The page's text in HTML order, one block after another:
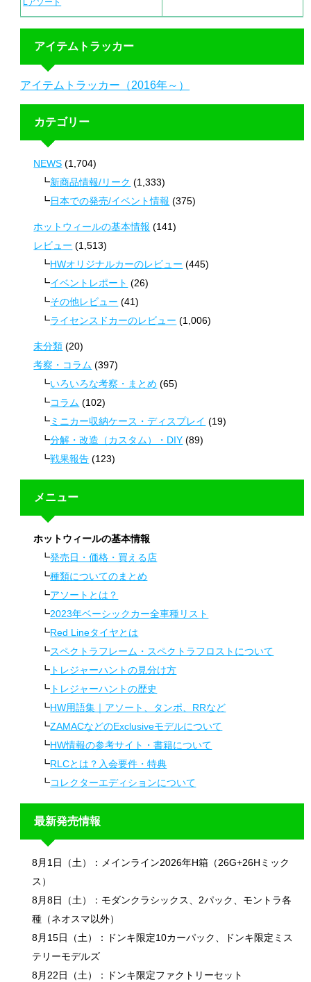
アイテムトラッカー
アイテムトラッカー（2016年～）
カテゴリー
NEWS (1,704)
新商品情報/リーク (1,333)
日本での発売/イベント情報 (375)
ホットウィールの基本情報 (141)
レビュー (1,513)
HWオリジナルカーのレビュー (445)
イベントレポート (26)
その他レビュー (41)
ライセンスドカーのレビュー (1,006)
未分類 (20)
考察・コラム (397)
いろいろな考察・まとめ (65)
コラム (102)
ミニカー収納ケース・ディスプレイ (19)
分解・改造（カスタム）・DIY (89)
戦果報告 (123)
メニュー
ホットウィールの基本情報
発売日・価格・買える店
種類についてのまとめ
アソートとは？
2023年ベーシックカー全車種リスト
Red Lineタイヤとは
スペクトラフレーム・スペクトラフロストについて
トレジャーハントの見分け方
トレジャーハントの歴史
HW用語集｜アソート、タンポ、RRなど
ZAMACなどのExclusiveモデルについて
HW情報の参考サイト・書籍について
RLCとは？入会要件・特典
コレクターエディションについて
最新発売情報
8月1日（土）：メインライン2026年H箱（26G+26Hミック
ス）
8月8日（土）：モダンクラシックス、2パック、モントラ各
種（ネオスマ以外）
8月15日（土）：ドンキ限定10カーパック、ドンキ限定ミス
テリーモデルズ
8月22日（土）：ドンキ限定ファクトリーセット